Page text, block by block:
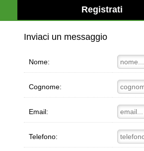
Registrati
Inviaci un messaggio
Nome:
Cognome:
Email:
Telefono: